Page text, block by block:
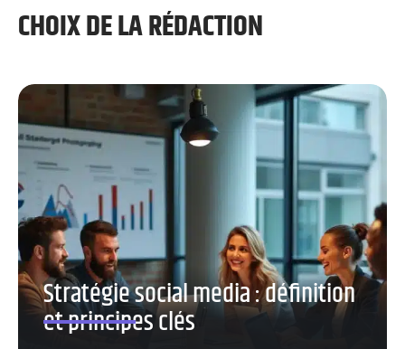
CHOIX DE LA RÉDACTION
Stratégie social media : définition
et principes clés